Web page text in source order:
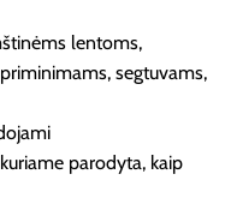
lentoms,
segtuvams,
parodyta, kaip